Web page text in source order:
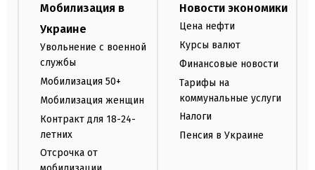
Мобилизация в
Украине
Увольнение с военной
службы
Мобилизация 50+
Мобилизация женщин
Контракт для 18-24-
летних
Отсрочка от
Новости экономики
Цена нефти
Курсы валют
Финансовые новости
Тарифы на
коммунальные услуги
Налоги
Пенсия в Украине